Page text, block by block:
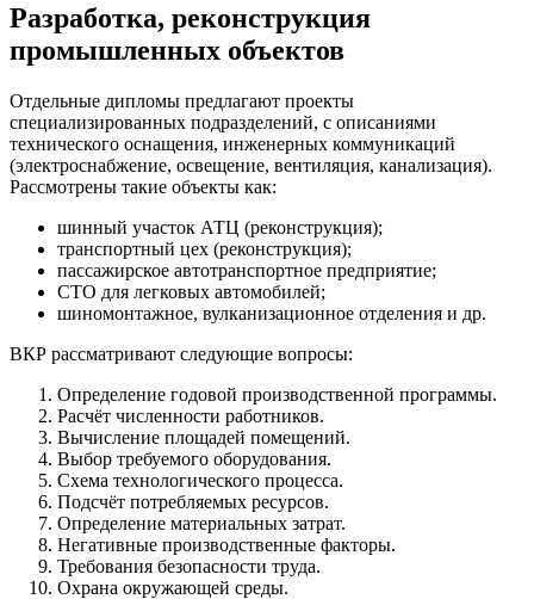
Разработка, реконструкция
промышленных объектов
Отдельные дипломы предлагают проекты
специализированных подразделений, с описаниями
технического оснащения, инженерных коммуникаций
(электроснабжение, освещение, вентиляция, канализация).
Рассмотрены такие объекты как:
шинный участок АТЦ (реконструкция);
транспортный цех (реконструкция);
пассажирское автотранспортное предприятие;
СТО для легковых автомобилей;
шиномонтажное, вулканизационное отделения и др.
ВКР рассматривают следующие вопросы:
Определение годовой производственной программы.
Расчёт численности работников.
Вычисление площадей помещений.
Выбор требуемого оборудования.
Схема технологического процесса.
Подсчёт потребляемых ресурсов.
Определение материальных затрат.
Негативные производственные факторы.
Требования безопасности труда.
Охрана окружающей среды.